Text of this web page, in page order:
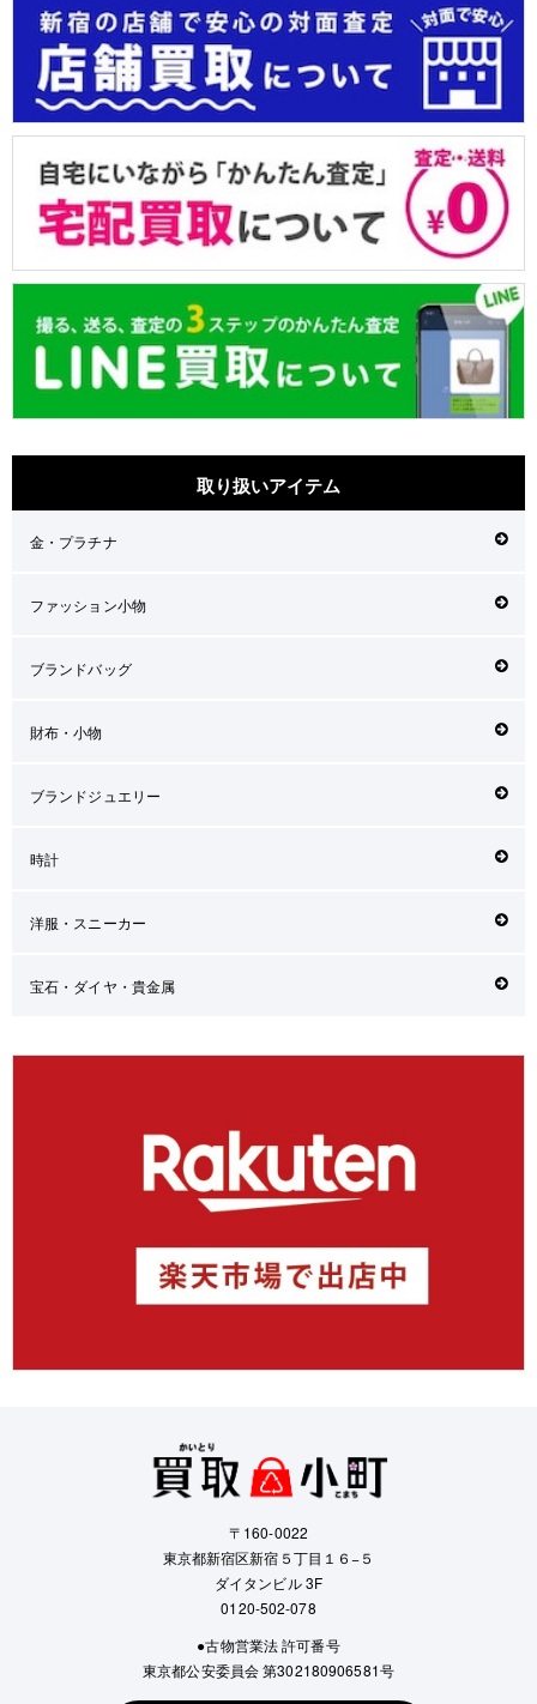
取り扱いアイテム
金・プラチナ
ファッション小物
ブランドバッグ
財布・小物
ブランドジュエリー
時計
洋服・スニーカー
宝石・ダイヤ・貴金属
〒160-0022
東京都新宿区新宿５丁目１６−５
ダイタンビル 3F
0120-502-078
●古物営業法 許可番号
東京都公安委員会 第302180906581号